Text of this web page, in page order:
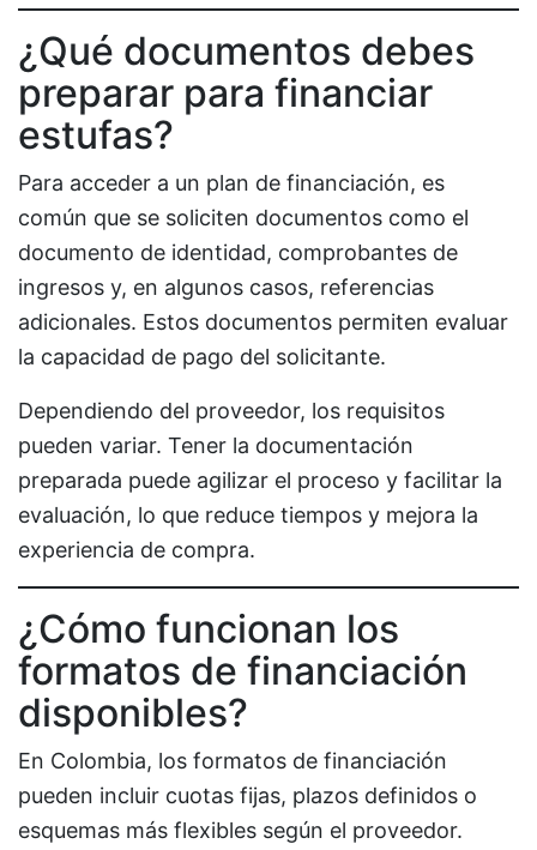
¿Qué documentos debes
preparar para financiar
estufas?
Para acceder a un plan de financiación, es
común que se soliciten documentos como el
documento de identidad, comprobantes de
ingresos y, en algunos casos, referencias
adicionales. Estos documentos permiten evaluar
la capacidad de pago del solicitante.
Dependiendo del proveedor, los requisitos
pueden variar. Tener la documentación
preparada puede agilizar el proceso y facilitar la
evaluación, lo que reduce tiempos y mejora la
experiencia de compra.
¿Cómo funcionan los
formatos de financiación
disponibles?
En Colombia, los formatos de financiación
pueden incluir cuotas fijas, plazos definidos o
esquemas más flexibles según el proveedor.